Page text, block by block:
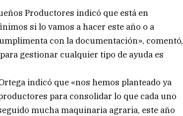
Productores indicó que está en
si lo vamos a hacer este año o a
con la documentación», comentó,
gestionar cualquier tipo de ayuda es
indicó que «nos hemos planteado ya
para consolidar lo que cada uno
mucha maquinaria agraria, este año